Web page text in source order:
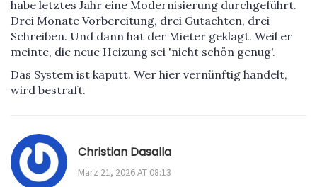
habe letztes Jahr eine Modernisierung durchgeführt.
Drei Monate Vorbereitung, drei Gutachten, drei
Schreiben. Und dann hat der Mieter geklagt. Weil er
meinte, die neue Heizung sei 'nicht schön genug'.
Das System ist kaputt. Wer hier vernünftig handelt,
wird bestraft.
Christian Dasalla
März 21, 2026 AT 08:13